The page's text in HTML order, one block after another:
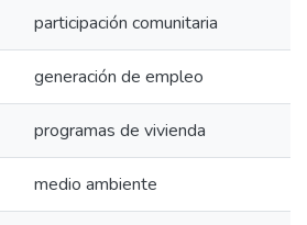
participación comunitaria
generación de empleo
programas de vivienda
medio ambiente